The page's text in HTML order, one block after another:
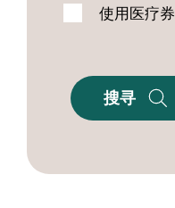
使用医疗券
搜寻